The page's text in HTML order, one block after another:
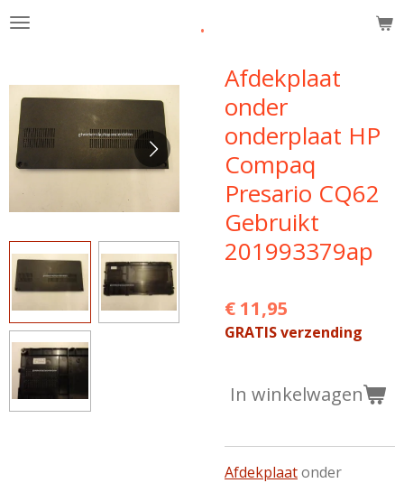
Ga
de
hoofdinhoud
.
Afdekplaat
onder
onderplaat HP
Compaq
Presario CQ62
Gebruikt
201993379ap
€ 11,95
GRATIS verzending
In winkelwagen
Afdekplaatonder